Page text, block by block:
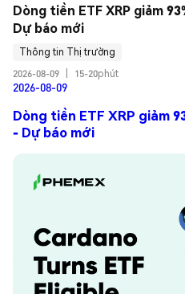
Dòng tiền ETF XRP giảm
Dự báo mới
Thông tin Thị trường
2026-08-09
15-20phút
2026-08-09
Dòng tiền ETF XRP giảm
- Dự báo mới